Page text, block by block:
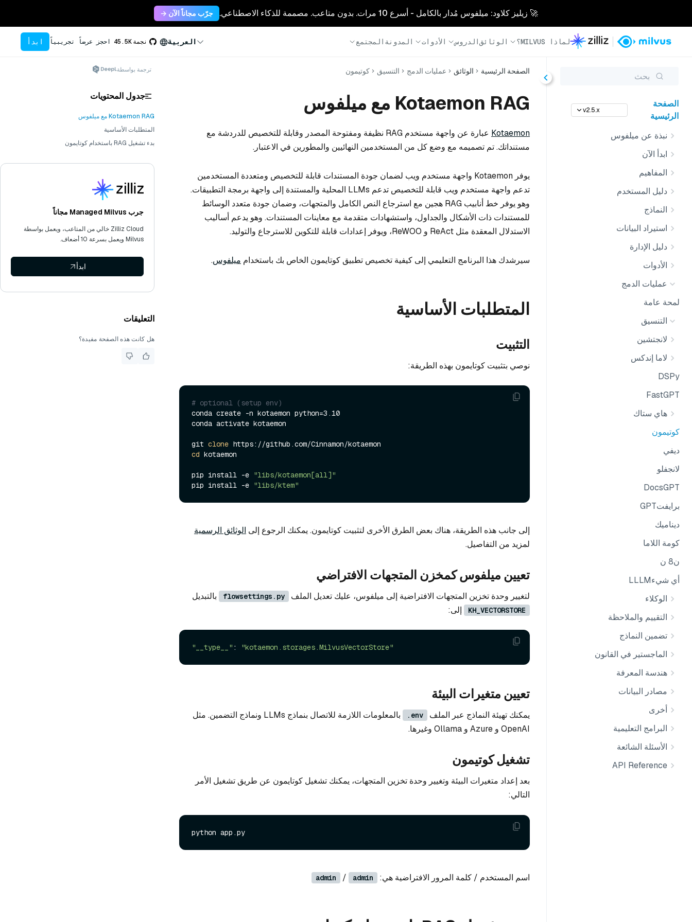
🚀 زيليز كلاود: ميلفوس مُدار بالكامل - أسرع 10 مرات. بدون متاعب. مصممة للذكاء الاصطناعي. جرّب مجاناً الآن →
لماذا MILVUS؟ الوثائقالدروس الأدوات المدونة المجتمع العربية نجمة45.5K احجز عرضاً تجريبياً ابدأ
بحث
الصفحة
الرئيسية
v2.5.x
نبذة عن ميلفوس
ابدأ الآن
المفاهيم
دليل المستخدم
النماذج
استيراد البيانات
دليل الإدارة
الأدوات
عمليات الدمج
لمحة عامة
التنسيق
لانجتشين
لاما إندكس
DSPy
FastGPT
هاي ستاك
كوتيمون
ديفي
لانجفلو
DocsGPT
برايفتGPT
ديناميك
كومة اللاما
ن8 ن
أي شيءLLLM
الوكلاء
التقييم والملاحظة
تضمين النماذج
الماجستير في القانون
هندسة المعرفة
مصادر البيانات
أخرى
البرامج التعليمية
الأسئلة الشائعة
API Reference
الصفحة الرئيسية الوثائق عمليات الدمج التنسيق كوتيمون
Kotaemon RAG مع ميلفوس
Kotaemon
عبارة عن واجهة مستخدم RAG نظيفة ومفتوحة المصدر وقابلة للتخصيص للدردشة مع
مستنداتك. تم تصميمه مع وضع كل من المستخدمين النهائيين والمطورين في الاعتبار.
يوفر Kotaemon واجهة مستخدم ويب لضمان جودة المستندات قابلة للتخصيص ومتعددة المستخدمين
تدعم واجهة مستخدم ويب قابلة للتخصيص تدعم LLMs المحلية والمستندة إلى واجهة برمجة التطبيقات.
وهو يوفر خط أنابيب RAG هجين مع استرجاع النص الكامل والمتجهات، وضمان جودة متعدد الوسائط
للمستندات ذات الأشكال والجداول، واستشهادات متقدمة مع معاينات المستندات. وهو يدعم أساليب
الاستدلال المعقدة مثل ReAct و ReWOO، ويوفر إعدادات قابلة للتكوين للاسترجاع والتوليد.
سيرشدك هذا البرنامج التعليمي إلى كيفية تخصيص تطبيق كوتايمون الخاص بك باستخدام ميلفوس.
المتطلبات الأساسية
التثبيت
نوصي بتثبيت كوتايمون بهذه الطريقة:
# optional (setup env)
conda create -n kotaemon python=3.10
conda activate kotaemon
git clone
cd kotaemon
pip install -e "libs/kotaemon[all]"
pip install -e "libs/ktem"
إلى جانب هذه الطريقة، هناك بعض الطرق الأخرى لتثبيت كوتايمون. يمكنك الرجوع إلى الوثائق الرسمية
لمزيد من التفاصيل.
تعيين ميلفوس كمخزن المتجهات الافتراضي
لتغيير وحدة تخزين المتجهات الافتراضية إلى ميلفوس، عليك تعديل الملف flowsettings.py بالتبديل
KH_VECTORSTORE إلى:
"__type__" : "kotaemon.storages.MilvusVectorStore"
تعيين متغيرات البيئة
يمكنك تهيئة النماذج عبر الملف .env
بالمعلومات اللازمة للاتصال بنماذج LLMs ونماذج التضمين. مثل
OpenAI و Azure و Ollama وغيرها.
تشغيل كوتيمون
بعد إعداد متغيرات البيئة وتغيير وحدة تخزين المتجهات، يمكنك تشغيل كوتايمون عن طريق تشغيل الأمر
التالي:
اسم المستخدم / كلمة المرور الافتراضية هي: admin
/
admin
ترجمة بواسطة
جدول المحتويات
Kotaemon RAG مع ميلفوس
المتطلبات الأساسية
بدء تشغيل RAG باستخدام كوتايمون
جرب Managed Milvus مجاناً
Zilliz Cloud خالي من المتاعب، ويعمل بواسطة
Milvus ويعمل بسرعة 10 أضعاف.
ابدأ
التعليقات
هل كانت هذه الصفحة مفيدة؟